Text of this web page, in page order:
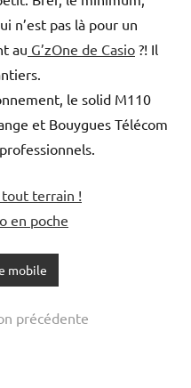
n’est pas là pour un
au G’zOne de Casio ?! Il
le solid M110
et Bouygues Télécom
terrain !
en poche
mobile
précédente